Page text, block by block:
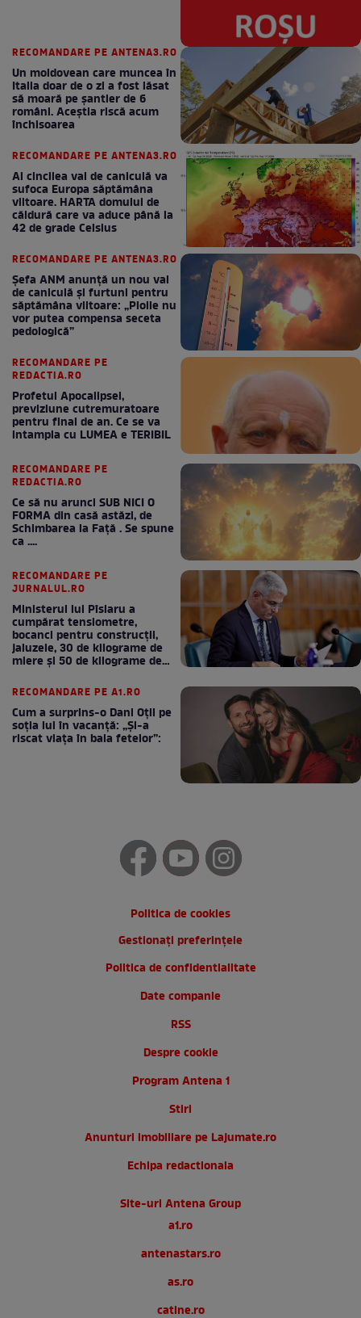
RECOMANDARE PE ANTENA3.RO
Un moldovean care muncea în
Italia doar de o zi a fost lăsat
să moară pe şantier de 6
români. Aceștia riscă acum
închisoarea
RECOMANDARE PE ANTENA3.RO
Al cincilea val de caniculă va
sufoca Europa săptămâna
viitoare. HARTA domului de
căldură care va aduce până la
42 de grade Celsius
RECOMANDARE PE ANTENA3.RO
Șefa ANM anunță un nou val
de caniculă și furtuni pentru
săptămâna viitoare: „Ploile nu
vor putea compensa seceta
pedologică”
RECOMANDARE PE
REDACTIA.RO
Profetul Apocalipsei,
previziune cutremuratoare
pentru final de an. Ce se va
intampla cu LUMEA e TERIBIL
RECOMANDARE PE
REDACTIA.RO
Ce să nu arunci SUB NICI O
FORMA din casă astăzi, de
Schimbarea la Față . Se spune
ca ....
RECOMANDARE PE
JURNALUL.RO
Ministerul lui Pîslaru a
cumpărat tensiometre,
bocanci pentru construcții,
jaluzele, 30 de kilograme de
miere și 50 de kilograme de
RECOMANDARE PE A1.RO
Cum a surprins-o Dani Oțil pe
soția lui în vacanță: „Și-a
riscat viața în baia fetelor”:
Politica de cookies
Gestionați preferințele
Politica de confidentialitate
Date companie
RSS
Despre cookie
Program Antena 1
Stiri
Anunturi imobiliare pe Lajumate.ro
Echipa redactionala
Site-uri Antena Group
a1.ro
antenastars.ro
as.ro
catine.ro